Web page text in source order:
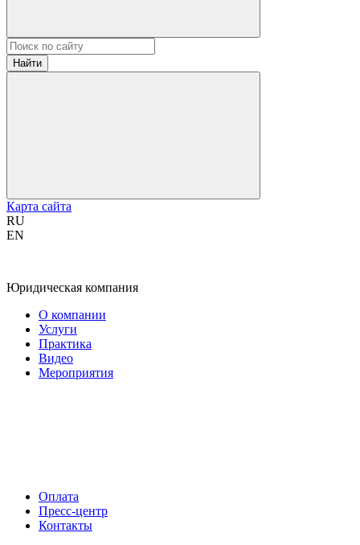
Найти
Карта сайта
RU
EN
Юридическая компания
О компании
Услуги
Практика
Видео
Мероприятия
Оплата
Пресс-центр
Контакты